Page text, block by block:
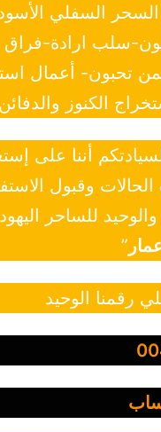
السفلي
سلب ارادة-فراق
تحبون- أعمال
الكنوز والدفائن
أننا على
وقبول
للساحر
”
رقمنا الوحيد